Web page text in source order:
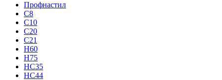
Профнастил
С8
С10
С20
С21
H60
H75
HС35
НС44